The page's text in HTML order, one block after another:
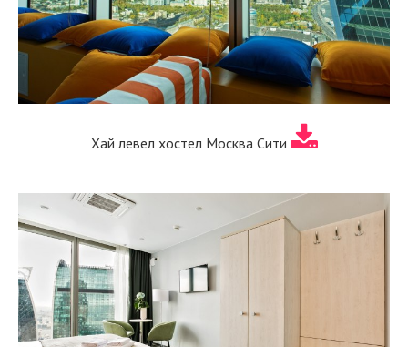
Хай левел хостел Москва Сити